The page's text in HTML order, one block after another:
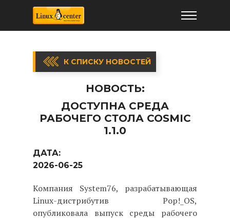
К СПИСКУ НОВОСТЕЙ
НОВОСТЬ:
ДОСТУПНА СРЕДА
РАБОЧЕГО СТОЛА COSMIC
1.1.0
ДАТА:
2026-06-25
Компания System76, разрабатывающая
Linux-дистрибутив Pop!_OS,
опубликовала выпуск среды рабочего